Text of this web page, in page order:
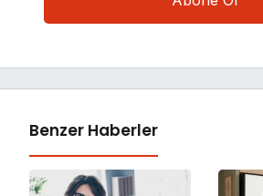
Benzer Haberler